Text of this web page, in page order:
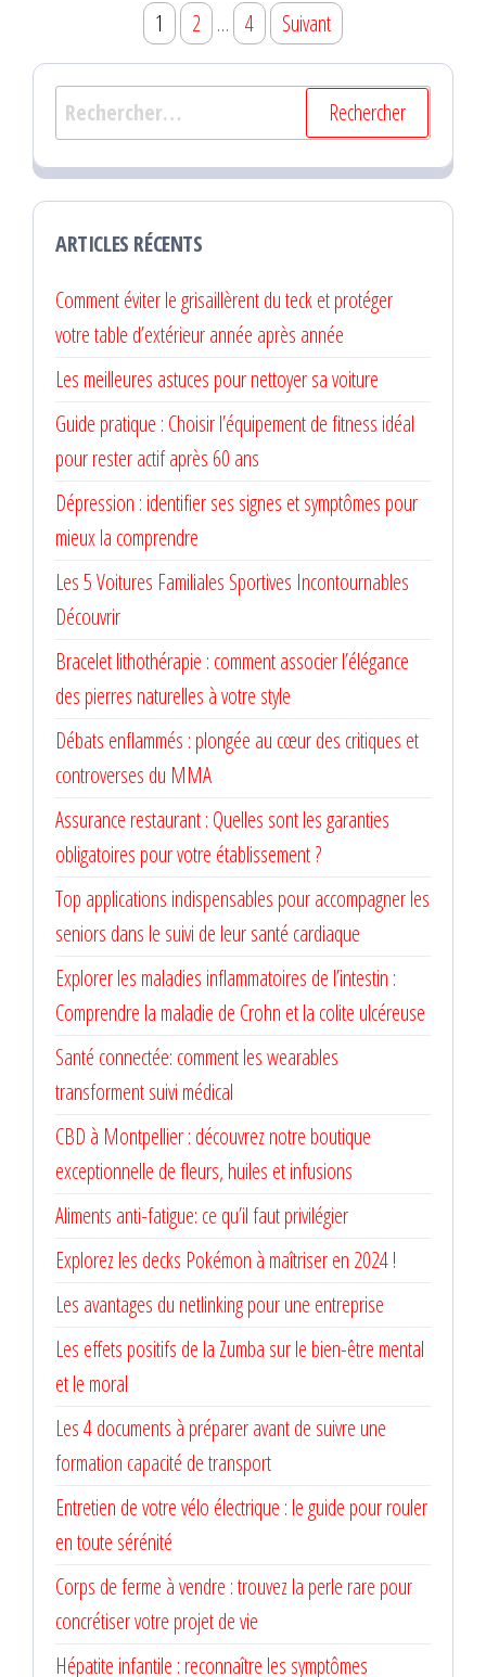
Pagination
des
publications
1 2 … 4 Suivant
Rechercher :
ARTICLES RÉCENTS
Comment éviter le grisaillèrent du teck et protéger
votre table d’extérieur année après année
Les meilleures astuces pour nettoyer sa voiture
Guide pratique : Choisir l’équipement de fitness idéal
pour rester actif après 60 ans
Dépression : identifier ses signes et symptômes pour
mieux la comprendre
Les 5 Voitures Familiales Sportives Incontournables
Découvrir
Bracelet lithothérapie : comment associer l’élégance
des pierres naturelles à votre style
Débats enflammés : plongée au cœur des critiques et
controverses du MMA
Assurance restaurant : Quelles sont les garanties
obligatoires pour votre établissement ?
Top applications indispensables pour accompagner les
seniors dans le suivi de leur santé cardiaque
Explorer les maladies inflammatoires de l’intestin :
Comprendre la maladie de Crohn et la colite ulcéreuse
Santé connectée: comment les wearables
transforment suivi médical
CBD à Montpellier : découvrez notre boutique
exceptionnelle de fleurs, huiles et infusions
Aliments anti-fatigue: ce qu’il faut privilégier
Explorez les decks Pokémon à maîtriser en 2024 !
Les avantages du netlinking pour une entreprise
Les effets positifs de la Zumba sur le bien-être mental
et le moral
Les 4 documents à préparer avant de suivre une
formation capacité de transport
Entretien de votre vélo électrique : le guide pour rouler
en toute sérénité
Corps de ferme à vendre : trouvez la perle rare pour
concrétiser votre projet de vie
Hépatite infantile : reconnaître les symptômes